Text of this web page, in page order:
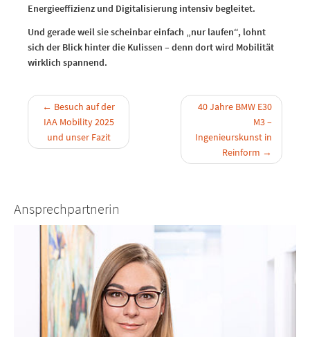
Energieeffizienz und Digitalisierung intensiv begleitet.
Und gerade weil sie scheinbar einfach „nur laufen“, lohnt
sich der Blick hinter die Kulissen – denn dort wird Mobilität
wirklich spannend.
← Besuch auf der
IAA Mobility 2025
und unser Fazit
40 Jahre BMW E30
M3 –
Ingenieurskunst in
Reinform →
Ansprechpartnerin